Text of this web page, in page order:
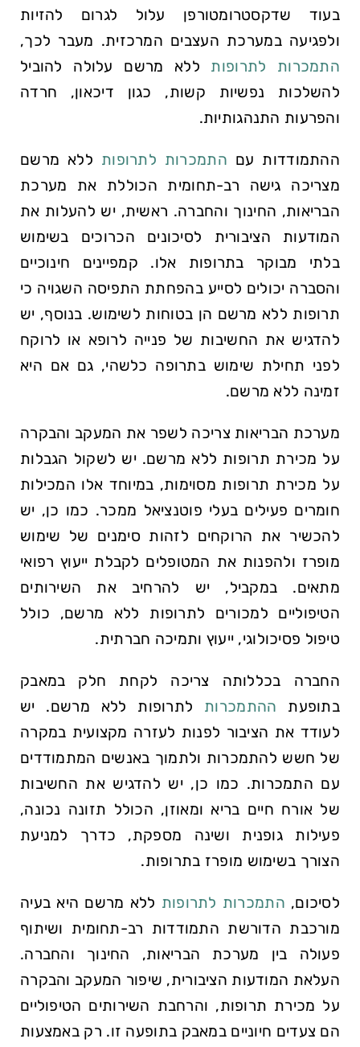
בעוד שדקסטרומטורפן עלול לגרום להזיות
ולפגיעה במערכת העצבים המרכזית. מעבר לכך,
התמכרות לתרופות ללא מרשם עלולה להוביל
להשלכות נפשיות קשות, כגון דיכאון, חרדה
והפרעות התנהגותיות.
ההתמודדות עם התמכרות לתרופות ללא מרשם
מצריכה גישה רב-תחומית הכוללת את מערכת
הבריאות, החינוך והחברה. ראשית, יש להעלות את
המודעות הציבורית לסיכונים הכרוכים בשימוש
בלתי מבוקר בתרופות אלו. קמפיינים חינוכיים
והסברה יכולים לסייע בהפחתת התפיסה השגויה כי
תרופות ללא מרשם הן בטוחות לשימוש. בנוסף, יש
להדגיש את החשיבות של פנייה לרופא או לרוקח
לפני תחילת שימוש בתרופה כלשהי, גם אם היא
זמינה ללא מרשם.
מערכת הבריאות צריכה לשפר את המעקב והבקרה
על מכירת תרופות ללא מרשם. יש לשקול הגבלות
על מכירת תרופות מסוימות, במיוחד אלו המכילות
חומרים פעילים בעלי פוטנציאל ממכר. כמו כן, יש
להכשיר את הרוקחים לזהות סימנים של שימוש
מופרז ולהפנות את המטופלים לקבלת ייעוץ רפואי
מתאים. במקביל, יש להרחיב את השירותים
הטיפוליים למכורים לתרופות ללא מרשם, כולל
טיפול פסיכולוגי, ייעוץ ותמיכה חברתית.
החברה בכללותה צריכה לקחת חלק במאבק
בתופעת ההתמכרות לתרופות ללא מרשם. יש
לעודד את הציבור לפנות לעזרה מקצועית במקרה
של חשש להתמכרות ולתמוך באנשים המתמודדים
עם התמכרות. כמו כן, יש להדגיש את החשיבות
של אורח חיים בריא ומאוזן, הכולל תזונה נכונה,
פעילות גופנית ושינה מספקת, כדרך למניעת
הצורך בשימוש מופרז בתרופות.
לסיכום, התמכרות לתרופות ללא מרשם היא בעיה
מורכבת הדורשת התמודדות רב-תחומית ושיתוף
פעולה בין מערכת הבריאות, החינוך והחברה.
העלאת המודעות הציבורית, שיפור המעקב והבקרה
על מכירת תרופות, והרחבת השירותים הטיפוליים
הם צעדים חיוניים במאבק בתופעה זו. רק באמצעות